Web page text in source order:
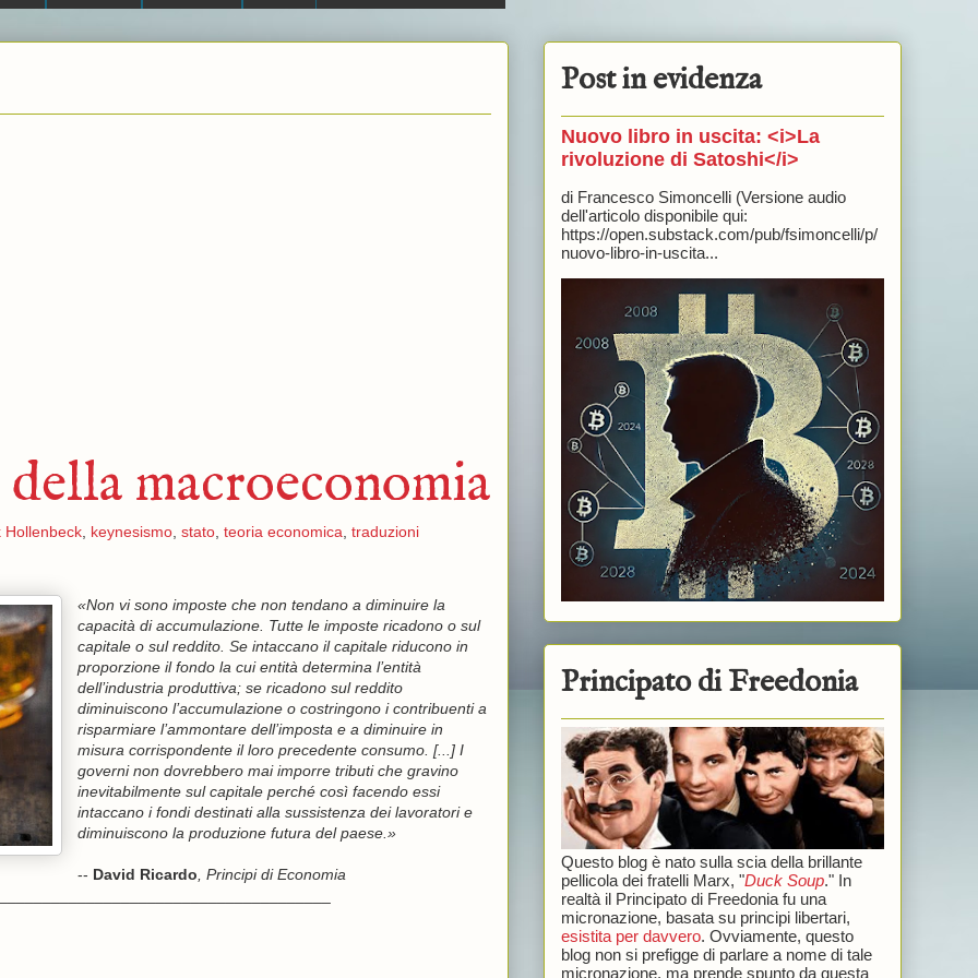
macroeconomia
Hollenbeck, keynesismo, stato, teoria economica traduzioni
«Non vi sono imposte che non tendano a diminuire la
capacità di accumulazione. Tutte le imposte ricadono o sul
capitale o sul reddito. Se intaccano il capitale riducono in
proporzione il fondo la cui entità determina l’entità
dell’industria produttiva; se ricadono sul reddito
diminuiscono l’accumulazione o costringono i contribuenti a
risparmiare l’ammontare dell’imposta e a diminuire in
misura corrispondente il loro precedente consumo. [...] I
governi non dovrebbero mai imporre tributi che gravino
inevitabilmente sul capitale perché così facendo essi
intaccano i fondi destinati alla sussistenza dei lavoratori e
diminuiscono la produzione futura del paese.»
-- David Ricardo , Principi di Economia
Post in evidenza
Nuovo libro in uscita: <i>La
rivoluzione di Satoshi</i>
di Francesco Simoncelli (Versione audio
dell'articolo disponibile qui:
https://open.substack.com/pub/fsimoncelli/p/
nuovo-libro-in-uscita...
Principato di Freedonia
Questo blog è nato sulla scia della brillante
pellicola dei fratelli Marx, "Duck Soup." In
realtà il Principato di Freedonia fu una
micronazione, basata su principi libertari,
esistita per davvero. Ovviamente, questo
blog non si prefigge di parlare a nome di tale
micronazione, ma prende spunto da questa